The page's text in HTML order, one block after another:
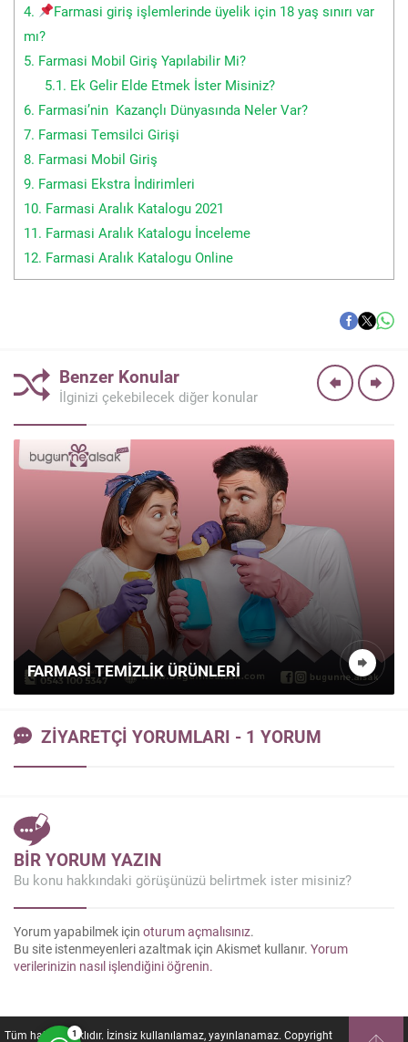
4.
Farmasi giriş işlemlerinde üyelik için 18 yaş sınırı var
mı?
5. Farmasi Mobil Giriş Yapılabilir Mi?
5.1. Ek Gelir Elde Etmek İster Misiniz?
6. Farmasi’nin Kazançlı Dünyasında Neler Var?
7. Farmasi Temsilci Girişi
8. Farmasi Mobil Giriş
9. Farmasi Ekstra İndirimleri
10. Farmasi Aralık Katalogu 2021
11. Farmasi Aralık Katalogu İnceleme
12. Farmasi Aralık Katalogu Online
Benzer Konular
İlginizi çekebilecek diğer konular
AMARE ÜRÜNLERI HAKKINDA MERAK
EDILENLER
ZİYARETÇİ YORUMLARI - 1 YORUM
BİR YORUM YAZIN
Bu konu hakkındaki görüşünüzü belirtmek ister misiniz?
Yorum yapabilmek için oturum açmalısınız.
Bu site istenmeyenleri azaltmak için Akismet kullanır. Yorum
verilerinizin nasıl işlendiğini öğrenin.
Tüm hakları saklıdır. İzinsiz kullanılamaz, yayınlanamaz. Copyright
Cevap Yaz
1